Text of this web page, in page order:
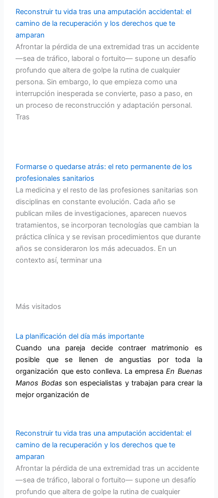
e
b
o
o
k
t
t
e
r
t
u
b
e
Reconstruir tu vida tras una amputación accidental: el
camino de la recuperación y los derechos que te
amparan
Afrontar la pérdida de una extremidad tras un accidente
—sea de tráfico, laboral o fortuito— supone un desafío
profundo que altera de golpe la rutina de cualquier
persona. Sin embargo, lo que empieza como una
interrupción inesperada se convierte, paso a paso, en
un proceso de reconstrucción y adaptación personal.
Tras
Formarse o quedarse atrás: el reto permanente de los
profesionales sanitarios
La medicina y el resto de las profesiones sanitarias son
disciplinas en constante evolución. Cada año se
publican miles de investigaciones, aparecen nuevos
tratamientos, se incorporan tecnologías que cambian la
práctica clínica y se revisan procedimientos que durante
años se consideraron los más adecuados. En un
contexto así, terminar una
Más visitados
La planificación del día más importante
Cuando una pareja decide contraer matrimonio es
posible que se llenen de angustias por toda la
organización que esto conlleva. La empresaEn Buenas
Manos Bodas son especialistas y trabajan para crear la
mejor organización de
Reconstruir tu vida tras una amputación accidental: el
camino de la recuperación y los derechos que te
amparan
Afrontar la pérdida de una extremidad tras un accidente
—sea de tráfico, laboral o fortuito— supone un desafío
profundo que altera de golpe la rutina de cualquier